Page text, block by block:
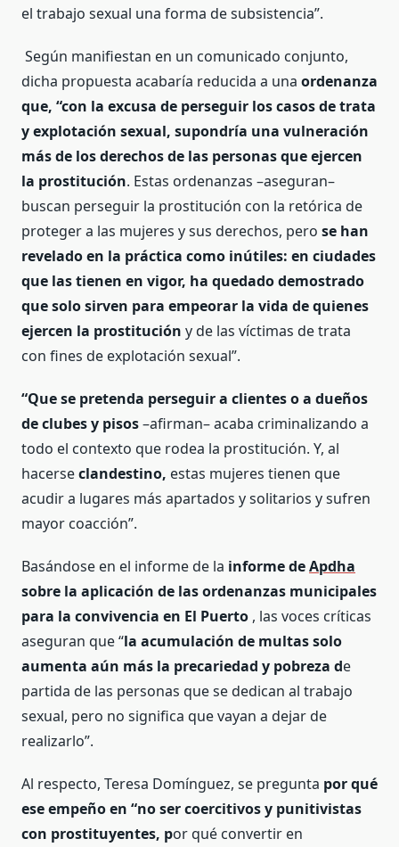
el trabajo sexual una forma de subsistencia”.
Según manifiestan en un comunicado conjunto,
dicha propuesta acabaría reducida a una ordenanza
que, “con la excusa de perseguir los casos de trata
y explotación sexual, supondría una vulneración
más de los derechos de las personas que ejercen
la prostitución. Estas ordenanzas –aseguran–
buscan perseguir la prostitución con la retórica de
proteger a las mujeres y sus derechos, pero se han
revelado en la práctica como inútiles: en ciudades
que las tienen en vigor, ha quedado demostrado
que solo sirven para empeorar la vida de quienes
ejercen la prostitución y de las víctimas de trata
con fines de explotación sexual”.
“Que se pretenda perseguir a clientes o a dueños
de clubes y pisos–afirman– acaba criminalizando a
todo el contexto que rodea la prostitución. Y, al
hacerseclandestino, estas mujeres tienen que
acudir a lugares más apartados y solitarios y sufren
mayor coacción”.
Basándose en el informe de la informe deApdha
sobre la aplicación de las ordenanzas municipales
para la convivencia en El Puerto , las voces críticas
aseguran que “la acumulación de multas solo
aumenta aún más la precariedad y pobreza de
partida de las personas que se dedican al trabajo
sexual, pero no significa que vayan a dejar de
realizarlo”.
Al respecto, Teresa Domínguez, se pregunta por qué
ese empeño en “no ser coercitivos y punitivistas
con prostituyentes, por qué convertir en